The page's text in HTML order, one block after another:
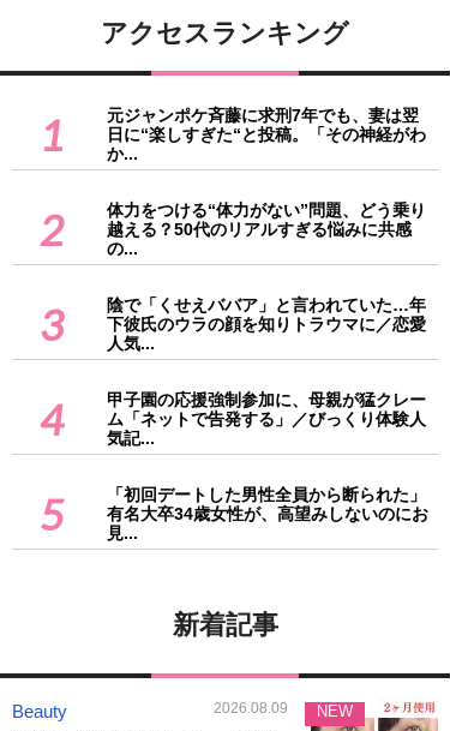
アクセスランキング
1
元ジャンポケ斉藤に求刑7年でも、妻は翌
日に“楽しすぎた“と投稿。「その神経がわ
か...
2
体力をつける“体力がない”問題、どう乗り
越える？50代のリアルすぎる悩みに共感
の...
3
陰で「くせえババア」と言われていた…年
下彼氏のウラの顔を知りトラウマに／恋愛
人気...
4
甲子園の応援強制参加に、母親が猛クレー
ム「ネットで告発する」／びっくり体験人
気記...
5
「初回デートした男性全員から断られた」
有名大卒34歳女性が、高望みしないのにお
見...
新着記事
Beauty 2026.08.09 NEW